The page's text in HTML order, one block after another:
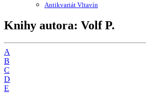
Antikvariát Vltavín
Knihy autora: Volf P.
A
B
C
D
E